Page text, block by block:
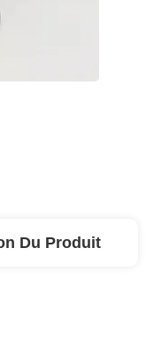
Du Produit